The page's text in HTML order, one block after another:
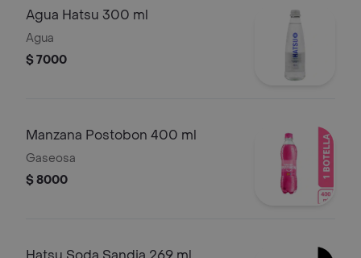
Agua Hatsu 300 ml
Agua
$ 7000
Manzana Postobon 400 ml
Gaseosa
$ 8000